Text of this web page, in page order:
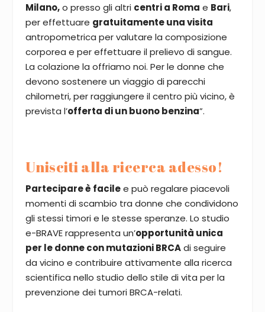
Milano,o presso gli altri centri a Roma e Bari,
per effettuare gratuitamente una visita
antropometrica per valutare la composizione
corporea e per effettuare il prelievo di sangue.
La colazione la offriamo noi. Per le donne che
devono sostenere un viaggio di parecchi
chilometri, per raggiungere il centro più vicino, è
prevista l’offerta di un buono benzina”.
Unisciti alla ricerca adesso!
Partecipare è facilee può regalare piacevoli
momenti di scambio tra donne che condividono
gli stessi timori e le stesse speranze. Lo studio
e-BRAVE rappresenta un’opportunità unica
per le donne con mutazioni BRCAdi seguire
da vicino e contribuire attivamente alla ricerca
scientifica nello studio dello stile di vita per la
prevenzione dei tumori BRCA-relati.